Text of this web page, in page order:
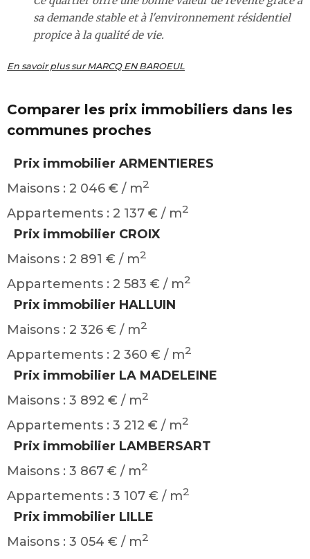
sa demande stable et à l'environnement résidentiel
propice à la qualité de vie.
En savoir plus sur MARCQ EN BAROEUL
Comparer les prix immobiliers dans les
communes proches
Prix immobilier ARMENTIERES
Maisons : 2 046 € / m2
Appartements : 2 137 € / m2
Prix immobilier CROIX
Maisons : 2 891 € / m2
Appartements : 2 583 € / m2
Prix immobilier HALLUIN
Maisons : 2 326 € / m2
Appartements : 2 360 € / m2
Prix immobilier LA MADELEINE
Maisons : 3 892 € / m2
Appartements : 3 212 € / m2
Prix immobilier LAMBERSART
Maisons : 3 867 € / m2
Appartements : 3 107 € / m2
Prix immobilier LILLE
Maisons : 3 054 € / m2